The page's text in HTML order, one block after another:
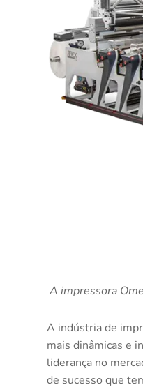
A impressora
A indústria de
mais dinâmicas e
liderança no
de sucesso que